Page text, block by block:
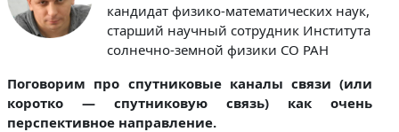
кандидат физико-математических наук,
старший научный сотрудник Института
солнечно-земной физики СО РАН
Поговорим про спутниковые каналы связи (или
коротко — спутниковую связь) как очень
перспективное направление.